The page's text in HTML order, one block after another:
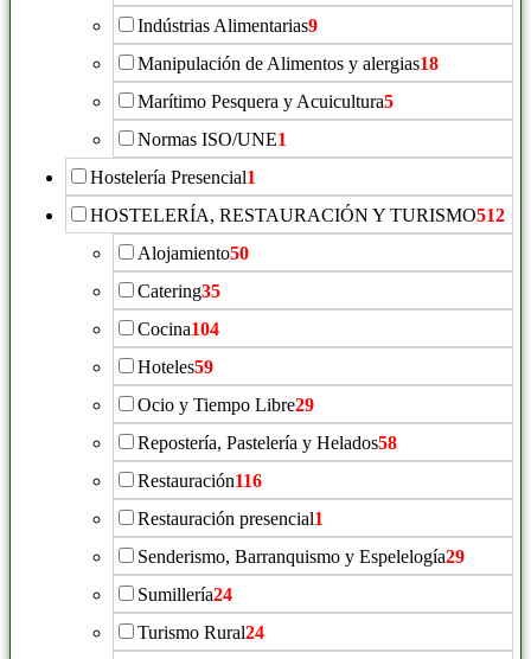
Indústrias Alimentarias9
Manipulación de Alimentos y alergias18
Marítimo Pesquera y Acuicultura5
Normas ISO/UNE1
Hostelería Presencial1
HOSTELERÍA, RESTAURACIÓN Y TURISMO512
Alojamiento50
Catering35
Cocina104
Hoteles59
Ocio y Tiempo Libre29
Repostería, Pastelería y Helados58
Restauración116
Restauración presencial1
Senderismo, Barranquismo y Espelelogía29
Sumillería24
Turismo Rural24